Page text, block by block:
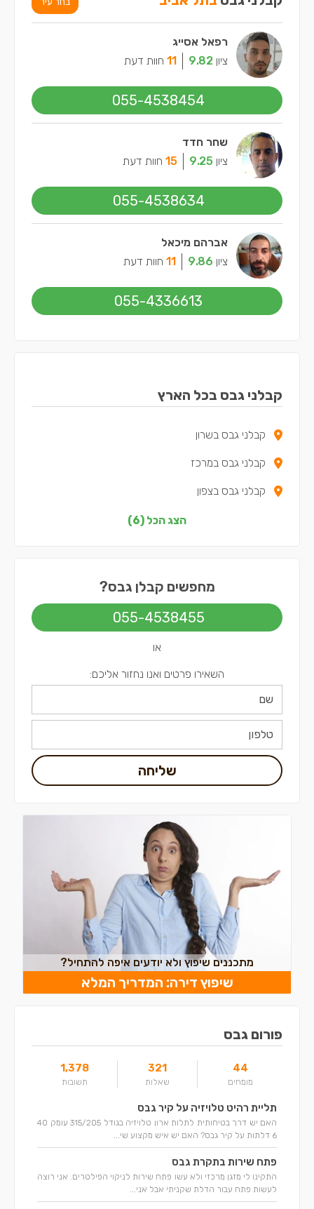
רפאל אסייג
ציון 9.82
11 חוות דעת
055-4538454
שחר חדד
ציון 9.25
15 חוות דעת
055-4538634
אברהם מיכאל
ציון 9.86
11 חוות דעת
055-4336613
קבלני גבס בכל הארץ
קבלני גבס בשרון
קבלני גבס במרכז
קבלני גבס בצפון
קבלני גבס בשפלה
הצג הכל (6)
מחפשים קבלן גבס?
055-4538455
או
השאירו פרטים ואנו נחזור אליכם:
שליחה
מתכננים שיפוץ ולא יודעים איפה להתחיל?
שיפוץ דירה: המדריך המלא
פורום גבס
44
מומחים
321
שאלות
1,378
תשובות
תליית רהיט טלויזיה על קיר גבס
האם יש דרך בטיחותית לתלות ארון טלויזיה בגודל 315/205 עומק 40
6 דלתות על קיר גבס? האם יש איש מקצוע שי...
פתח שירות בתקרת גבס
התקינו לי מזגן מרכזי ולא עשו פתח שירות לניקוי הפילטרים. אני רוצה
לעשות פתח עבור הדלת שקניתי אבל אני...